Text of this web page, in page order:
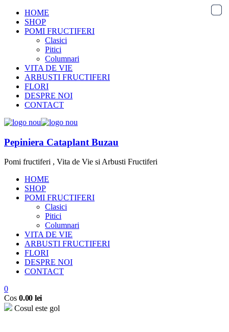
HOME
SHOP
POMI FRUCTIFERI
Clasici
Pitici
Columnari
VITA DE VIE
ARBUSTI FRUCTIFERI
FLORI
DESPRE NOI
CONTACT
Pepiniera Cataplant Buzau
Pomi fructiferi , Vita de Vie si Arbusti Fructiferi
HOME
SHOP
POMI FRUCTIFERI
Clasici
Pitici
Columnari
VITA DE VIE
ARBUSTI FRUCTIFERI
FLORI
DESPRE NOI
CONTACT
0
Cos 0.00 lei
Cosul este gol